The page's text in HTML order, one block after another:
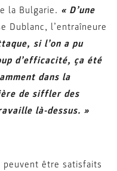
la Bulgarie. « D’une
Dublanc, l’entraîneure
si l’on a pu
d’efficacité, ça été
dans la
de siffler des
là-dessus. »
être satisfaits